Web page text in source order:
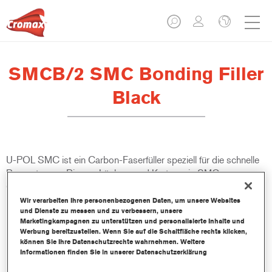
SMCB/2 SMC Bonding Filler
Black
U-POL SMC ist ein Carbon-Faserfüller speziell für die schnelle
Reparatur von Rissen, Löchern und Kratzern in SMC,
Glasfasergewebe, Verbundwerkstoffen und anderen starren
Materialien. Ideal für die Reparatur von Autos, LKWs, Booten
und Schiffscontainern.
Produktmerkmale
Hohe Haftung auf diversen Untergründen
Wir verarbeiten Ihre personenbezogenen Daten, um unsere Websites
und Dienste zu messen und zu verbessern, unsere
Marketingkampagnen zu unterstützen und personalisierte Inhalte und
Werbung bereitzustellen. Wenn Sie auf die Schaltfläche rechts klicken,
können Sie Ihre Datenschutzrechte wahrnehmen. Weitere
Informationen finden Sie in unserer Datenschutzerklärung